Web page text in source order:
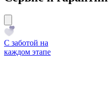
С заботой на
каждом этапе